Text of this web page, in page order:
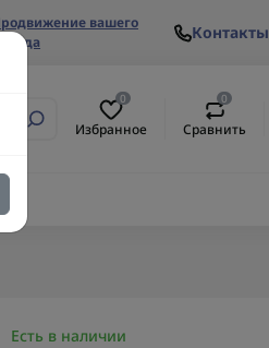
вашего
бренда
Контакты
0
Избранное
0
Сравнить
Есть в наличии